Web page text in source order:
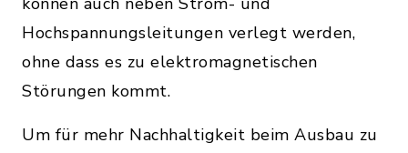
Hochspannungsleitungen verlegt werden,
ohne dass es zu elektromagnetischen
Störungen kommt.
Um für mehr Nachhaltigkeit beim Ausbau zu